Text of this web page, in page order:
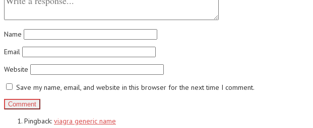
Name
Email
Website
Save my name, email, and website in this browser for the next time I comment.
Pingback: viagra generic name